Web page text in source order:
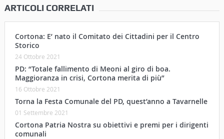
ARTICOLI CORRELATI
Cortona: E’ nato il Comitato dei Cittadini per il Centro
Storico
24 Ottobre 2021
PD: “Totale fallimento di Meoni al giro di boa.
Maggioranza in crisi, Cortona merita di più”
16 Ottobre 2021
Torna la Festa Comunale del PD, quest’anno a Tavarnelle
01 Settembre 2021
Cortona Patria Nostra su obiettivi e premi per i dirigenti
comunali